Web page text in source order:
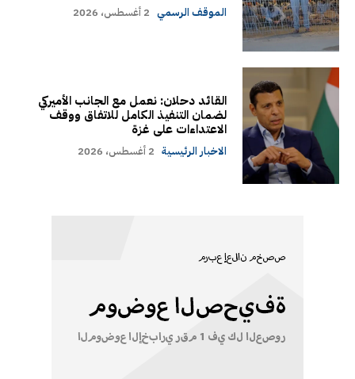
الموقف الرسمي 2 أغسطس، 2026
القائد دحلان: نعمل مع الجانب الأميركي
لضمان التنفيذ الكامل للاتفاق ووقف
الاعتداءات على غزة
الاخبار الرئيسية 2 أغسطس، 2026